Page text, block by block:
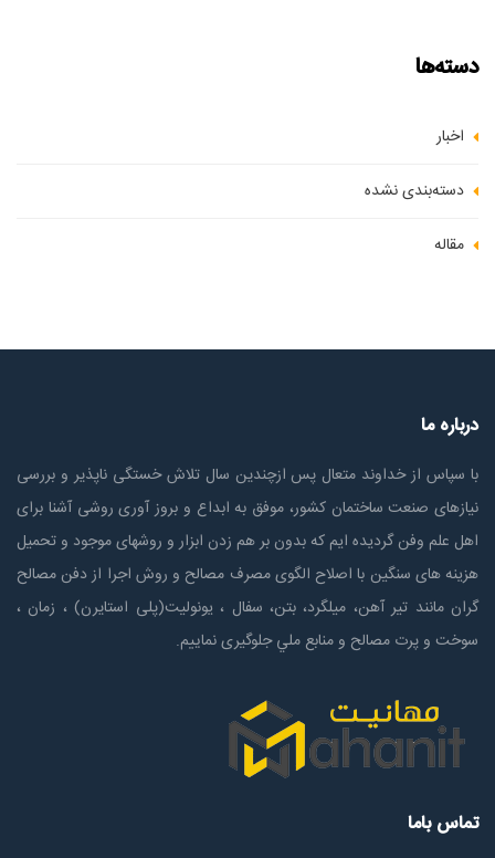
دسته‌ها
اخبار
دسته‌بندی نشده
مقاله
درباره ما
با سپاس از خداوند متعال پس ازچندين سال تلاش خستگی ناپذير و بررسی
نیازهای صنعت ساختمان كشور، موفق به ابداع و بروز آوری روشی آشنا برای
اهل علم وفن گردیده ایم که بدون بر هم زدن ابزار و روشهای موجود و تحمیل
هزینه های سنگین با اصلاح الگوی مصرف مصالح و روش اجرا از دفن مصالح
گران مانند تیر آهن، میلگرد، بتن، سفال ، یونولیت(پلی استايرن) ، زمان ،
سوخت و پرت مصالح و منابع ملي جلوگیری نماییم.
تماس باما